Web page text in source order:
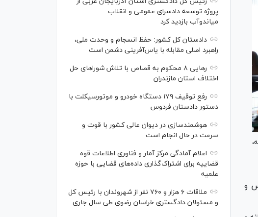
و
پروژه توسعه دادسرای عمومی و انقلاب
میاندوآب بازدید کرد
دادستان کل کشور: حفظ انسجام و وحدت ملی،
راهبرد اصلی مقابله با یاس‌آفرینی دشمن است
رهایی ۸ محکوم به قصاص با تلاش شورا‌های حل
اختلاف استان مازندران
رفع توقیف ۱۷۹ دستگاه خودرو و موتورسیکلت با
دستور دادستان فردوس
هوشمندسازی در دیوان عالی کشور با قوت و
سرعت در حال انجام است
اعلام آمادگی مرکز آمار و فناوری اطلاعات قوه
قضاییه برای اشتراک‌گذاری داده‌های قضایی با حوزه
علمیه
ملاقات ۶ هزار و ۷۶۰ نفر از شهروندان با رئیس کل
و مسئولان دادگستری خراسان رضوی طی سال جاری